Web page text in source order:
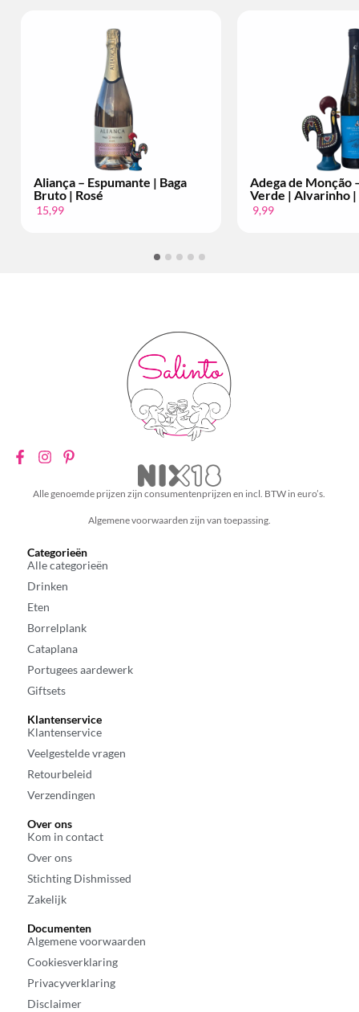
Adega de Monção – Vinho
Verde | Alvarinho | Per Fles
Setúbal |
Alle genoemde prijzen zijn consumentenprijzen en incl. BTW in euro’s.
Algemene voorwaarden zijn van toepassing.
Categorieën
Alle categorieën
Drinken
Eten
Borrelplank
Cataplana
Portugees aardewerk
Giftsets
Klantenservice
Klantenservice
Veelgestelde vragen
Retourbeleid
Verzendingen
Over ons
Kom in contact
Over ons
Stichting Dishmissed
Zakelijk
Documenten
Algemene voorwaarden
Cookiesverklaring
Privacyverklaring
Disclaimer